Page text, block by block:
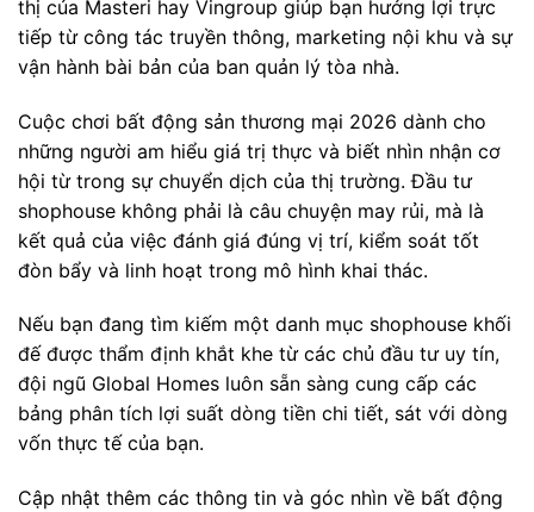
thị của Masteri hay Vingroup giúp bạn hưởng lợi trực
tiếp từ công tác truyền thông, marketing nội khu và sự
vận hành bài bản của ban quản lý tòa nhà.
Cuộc chơi bất động sản thương mại 2026 dành cho
những người am hiểu giá trị thực và biết nhìn nhận cơ
hội từ trong sự chuyển dịch của thị trường. Đầu tư
shophouse không phải là câu chuyện may rủi, mà là
kết quả của việc đánh giá đúng vị trí, kiểm soát tốt
đòn bẩy và linh hoạt trong mô hình khai thác.
Nếu bạn đang tìm kiếm một danh mục shophouse khối
đế được thẩm định khắt khe từ các chủ đầu tư uy tín,
đội ngũ Global Homes luôn sẵn sàng cung cấp các
bảng phân tích lợi suất dòng tiền chi tiết, sát với dòng
vốn thực tế của bạn.
Cập nhật thêm các thông tin và góc nhìn về bất động